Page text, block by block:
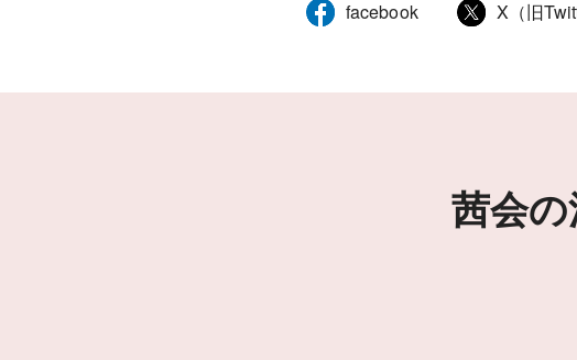
facebook X（旧
茜会